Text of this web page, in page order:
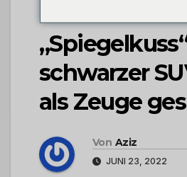
POL-PDKL:
schwarzer
als Zeuge
Von Aziz
JUNI 23, 2022